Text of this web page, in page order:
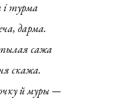
і турма
дарма.
сажа
скажа.
й муры —